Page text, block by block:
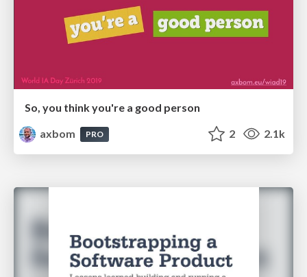
So, you think you're a good person
axbom
PRO 2 2.1k